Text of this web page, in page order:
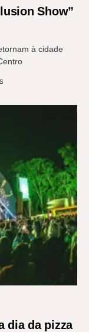
Show”
à cidade
dia da pizza